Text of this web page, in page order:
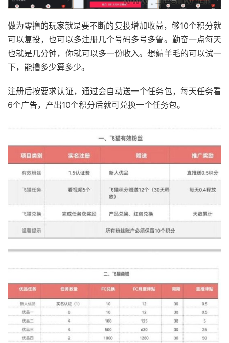
做为零撸的玩家就是要不断的复投增加收益，够10个积分就
可以复投，也可以多注册几个号码多号多鲁。勤奋一点每天
也就是几分钟，你就可以多一份收入。想薅羊毛的可以试一
下，能撸多少算多少。
注册后按要求认证，通过会自动送一个任务包，每天任务看
6个广告，产出10个积分后就可兑换一个任务包。